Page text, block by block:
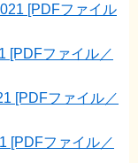
[PDFファイル
[PDFファイル／
[PDFファイル／
[PDFファイル／